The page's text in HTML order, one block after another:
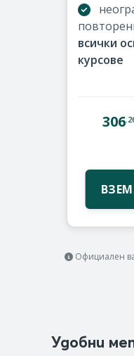
всички
курсове
306
Официален
Удобни